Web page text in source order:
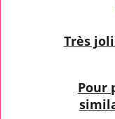
Très
Pour